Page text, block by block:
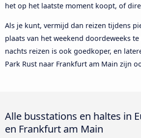
het op het laatste moment koopt, of
Als je kunt, vermijd dan reizen tijdens
plaats van het weekend doordeweeks
nachts reizen is ook goedkoper, en
Park Rust naar Frankfurt am Main zijn
Alle busstations en haltes in
en Frankfurt am Main